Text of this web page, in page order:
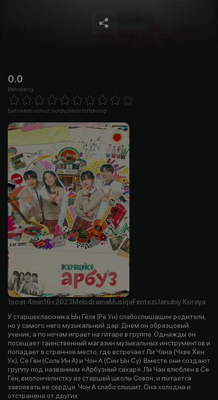
0.0
Baholang
1 Star 2 Stars 3 Stars 4 Stars5 Stars 6 Stars7 Stars8 Stars
baholash uchun yulduzlarni to'ldiring
1soat 4min16+2023 MelodramaMusiqaFenteziJanubiy Koreya
У старшеклассника Ын Гёля (Рё Ун) слабослышащие родители,
но у самого него музыкальный дар. Днем он образцовый
ученик, а по ночам играет на гитаре в группе. Однажды он
посещает таинственный магазин музыкальных инструментов и
попадает в странное место, где встречает Ли Чана (Чхве Хён
Ук), Се Гён (Соль Ин А) и Чон А (Син Ын Су). Вместе они создают
группу под названием «Арбузный сахар». Ли Чан влюблен в Се
Гён, виолончелистку из старшей школы Совон, и пытается
завоевать ее сердце. Чон А слабо слышит. Она холодна и
отстранена от других